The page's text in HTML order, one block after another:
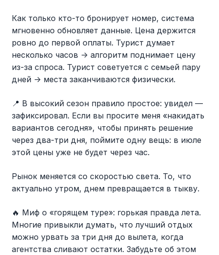
Как только кто-то бронирует номер, система
мгновенно обновляет данные. Цена держится
ровно до первой оплаты. Турист думает
несколько часов -> алгоритм поднимает цену
из-за спроса. Турист советуется с семьей пару
дней -> места заканчиваются физически.
📍 В высокий сезон правило простое: увидел —
зафиксировал. Если вы просите меня «накидать
вариантов сегодня», чтобы принять решение
через два-три дня, поймите одну вещь: в июле
этой цены уже не будет через час.
Рынок меняется со скоростью света. То, что
актуально утром, днем превращается в тыкву.
🔥 Миф о «горящем туре»: горькая правда лета.
Многие привыкли думать, что лучший отдых
можно урвать за три дня до вылета, когда
агентства сливают остатки. Забудьте об этом